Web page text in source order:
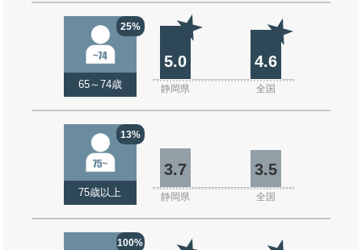
25%
65～74歳
5.0 4.6
静岡県 全国
13%
75歳以上
3.7 3.5
静岡県 全国
100%